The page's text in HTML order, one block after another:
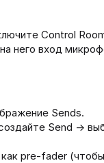
Control
него вход
Sends.
Send →
pre‑fader